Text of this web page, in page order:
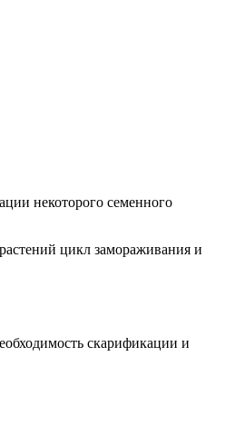
некоторого семенного
цикл замораживания и
скарификации и